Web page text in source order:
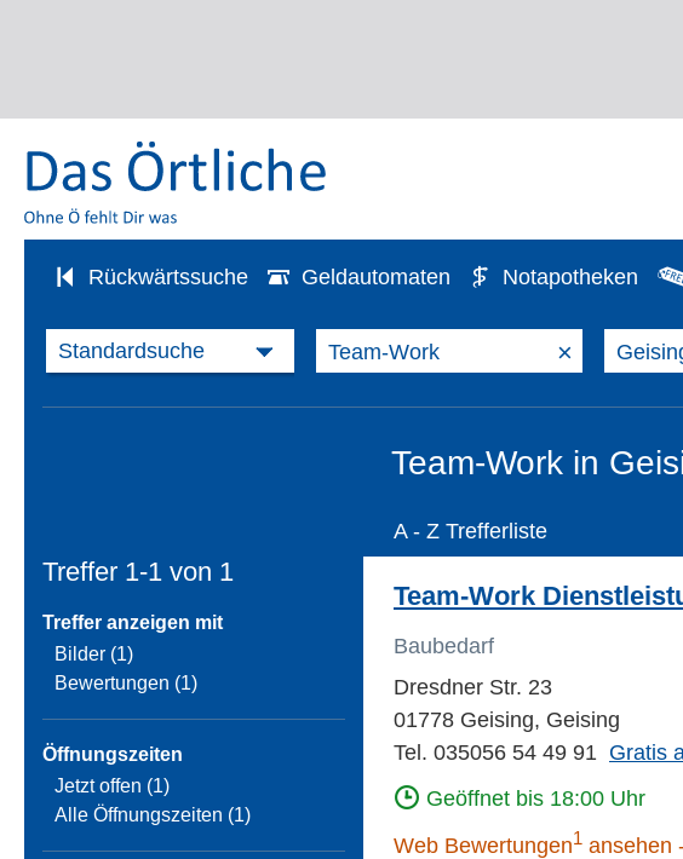
Rückwärtssuche Geldautomaten Notapotheken
×
Team-Work in
Treffer 1-1 von 1
Treffer anzeigen mit
Bilder (1)
Bewertungen (1)
Öffnungszeiten
Jetzt offen (1)
Alle Öffnungszeiten (1)
A - Z Trefferliste
Team-Work
Baubedarf
Dresdner Str. 23
01778 Geising, Geising
Tel. 035056 54 49 91 Gratis
Geöffnet bis 18:00 Uhr
Web Bewertungen1 ansehen